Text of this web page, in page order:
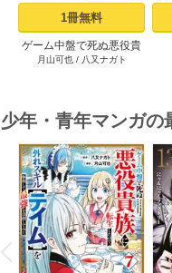
1冊無料
ゲーム中盤で死ぬ悪役貴
族に転生したので、外れ
（１）
月山可也 / 八又ナガト
少年・青年マンガの
P
r
e
v
i
o
u
s